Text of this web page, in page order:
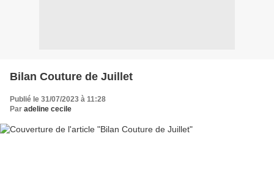
Bilan Couture de Juillet
Publié le 31/07/2023 à 11:28
Par adeline cecile